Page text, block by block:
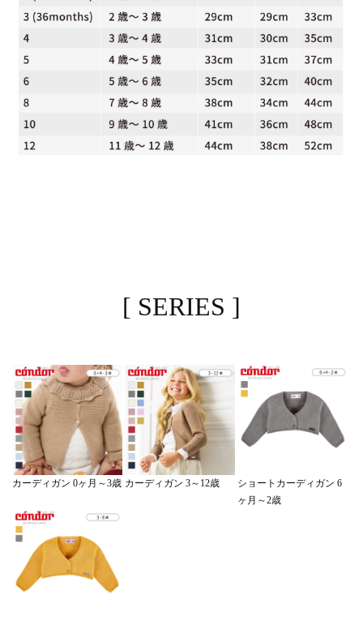
[ SERIES ]
カーディガン 0ヶ月～3歳 カーディガン 3～12歳
ショートカーディガン 6
ヶ月～2歳